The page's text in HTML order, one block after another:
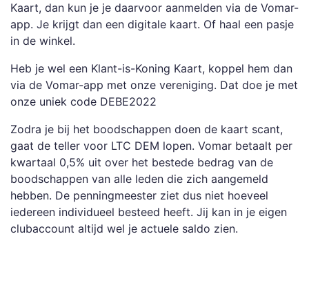
Kaart, dan kun je je daarvoor aanmelden via de Vomar-
app. Je krijgt dan een digitale kaart. Of haal een pasje
in de winkel.
Heb je wel een Klant-is-Koning Kaart, koppel hem dan
via de Vomar-app met onze vereniging. Dat doe je met
onze uniek code DEBE2022
Zodra je bij het boodschappen doen de kaart scant,
gaat de teller voor LTC DEM lopen. Vomar betaalt per
kwartaal 0,5% uit over het bestede bedrag van de
boodschappen van alle leden die zich aangemeld
hebben. De penningmeester ziet dus niet hoeveel
iedereen individueel besteed heeft. Jij kan in je eigen
clubaccount altijd wel je actuele saldo zien.